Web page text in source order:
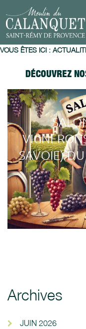
VOUS ÊTES ICI :
DÉCOUVREZ
SAVOIE)
Archives
JUIN 2026